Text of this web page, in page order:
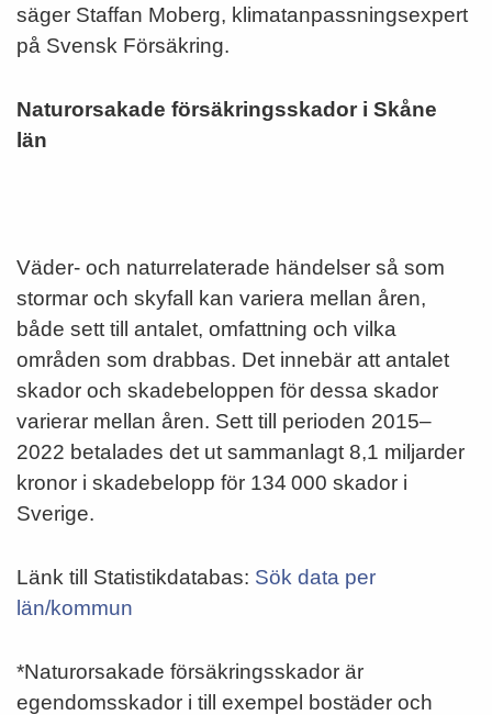
säger Staffan Moberg, klimatanpassningsexpert
på Svensk Försäkring.
Naturorsakade försäkringsskador i Skåne
län
Väder- och naturrelaterade händelser så som
stormar och skyfall kan variera mellan åren,
både sett till antalet, omfattning och vilka
områden som drabbas. Det innebär att antalet
skador och skadebeloppen för dessa skador
varierar mellan åren. Sett till perioden 2015–
2022 betalades det ut sammanlagt 8,1 miljarder
kronor i skadebelopp för 134 000 skador i
Sverige.
Länk till Statistikdatabas: Sök data per
län/kommun
*Naturorsakade försäkringsskador är
egendomsskador i till exempel bostäder och